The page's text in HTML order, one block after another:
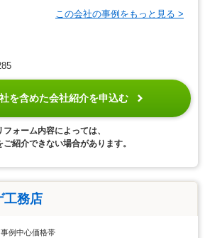
この会社の事例をもっと見る >
を含めた会社紹介を申込む
ォーム内容によっては、
ご紹介できない場合があります。
工務店
事例中心価格帯